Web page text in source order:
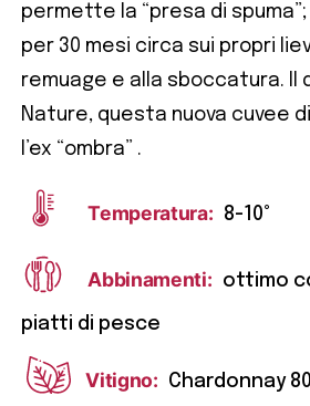
permette la “presa di
per 30 mesi circa sui propri
remuage e alla sboccatura. Il
Nature, questa nuova cuvee
l’ex “ombra” .
Temperatura: 8-10°
Abbinamenti: ottimo
piatti di pesce
Vitigno: Chardonnay